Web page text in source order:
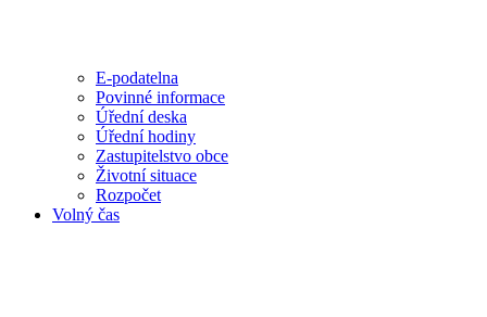
E-podatelna
Povinné informace
Úřední deska
Úřední hodiny
Zastupitelstvo obce
Životní situace
Rozpočet
Volný čas